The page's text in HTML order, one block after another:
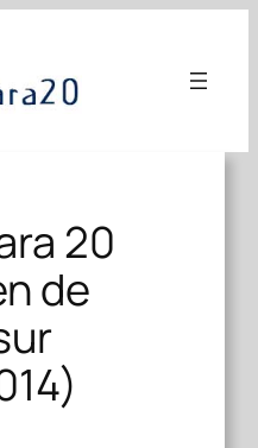
20
de